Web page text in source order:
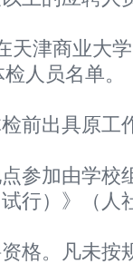
天津商业大
人员名单。
前出具原工
参加由学校
行）》（
格。凡未按